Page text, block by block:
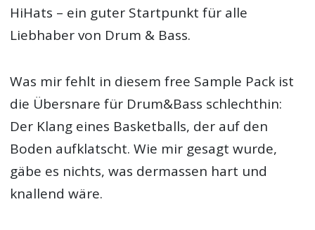
HiHats – ein guter Startpunkt für alle
Liebhaber von Drum & Bass.
Was mir fehlt in diesem free Sample Pack ist
die Übersnare für Drum&Bass schlechthin:
Der Klang eines Basketballs, der auf den
Boden aufklatscht. Wie mir gesagt wurde,
gäbe es nichts, was dermassen hart und
knallend wäre.